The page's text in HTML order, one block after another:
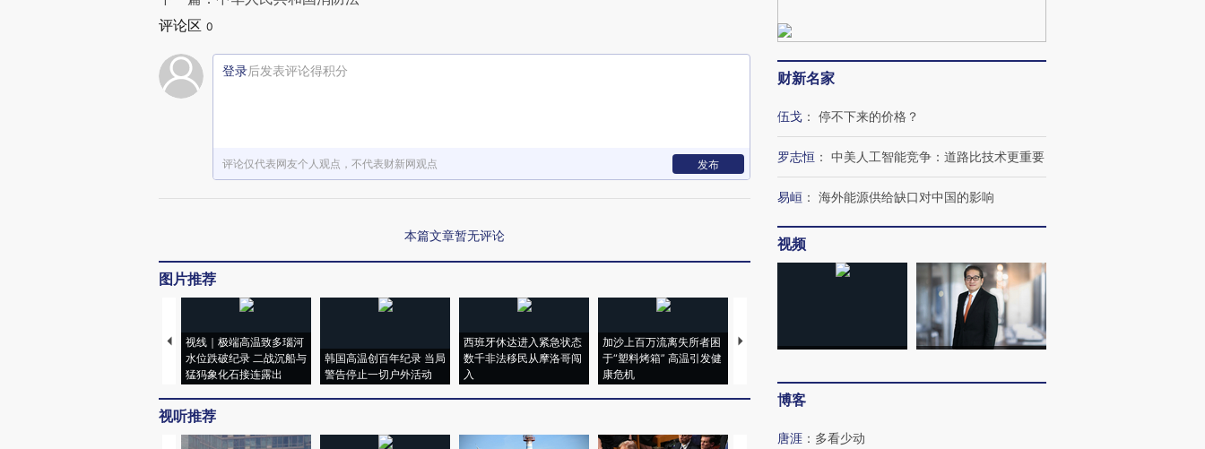
评论区 0
登录后发表评论得积分
评论仅代表网友个人观点，不代表财新网观点 发布
本篇文章暂无评论
图片推荐
视线｜极端高温致多瑙河
水位跌破纪录 二战沉船与
猛犸象化石接连露出
韩国高温创百年纪录 当局
警告停止一切户外活动
西班牙休达进入紧急状态
数千非法移民从摩洛哥闯
入
加沙上百万流离失所者困
于“塑料烤箱” 高温引发健
康危机
视线｜HYROX的吸金
马航飞行员跨国走私7万
视线｜被称为“蟑螂”的印
视听推荐
财新名家
伍戈 ： 停不下来的价格？
罗志恒 ： 中美人工智能竞争：道路比技术更重要
易峘 ： 海外能源供给缺口对中国的影响
视频
博客
唐涯 ： 多看少动